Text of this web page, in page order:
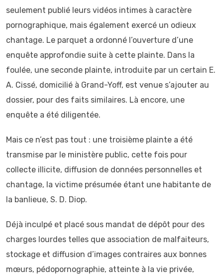
seulement publié leurs vidéos intimes à caractère
pornographique, mais également exercé un odieux
chantage. Le parquet a ordonné l’ouverture d’une
enquête approfondie suite à cette plainte. Dans la
foulée, une seconde plainte, introduite par un certain E.
A. Cissé, domicilié à Grand-Yoff, est venue s’ajouter au
dossier, pour des faits similaires. Là encore, une
enquête a été diligentée.
Mais ce n’est pas tout : une troisième plainte a été
transmise par le ministère public, cette fois pour
collecte illicite, diffusion de données personnelles et
chantage, la victime présumée étant une habitante de
la banlieue, S. D. Diop.
Déjà inculpé et placé sous mandat de dépôt pour des
charges lourdes telles que association de malfaiteurs,
stockage et diffusion d’images contraires aux bonnes
mœurs, pédopornographie, atteinte à la vie privée,